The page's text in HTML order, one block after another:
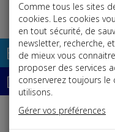
Base documentaire
Dépêches
Liste des
Comme tous les sites
cookies. Les cookies
en tout sécurité, de
newsletter, recherche,
de mieux vous
proposer des services
conserverez toujours
utilisons.
Gérer vos préférences